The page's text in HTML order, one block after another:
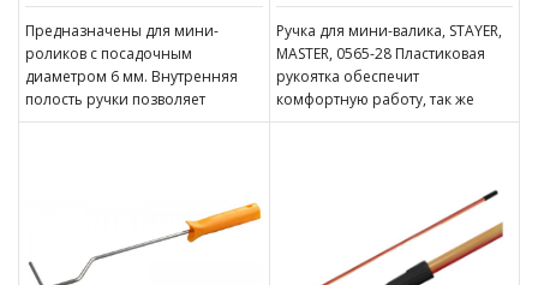
Предназначены для мини-
роликов с посадочным
диаметром 6 мм. Внутренняя
полость ручки позволяет
использовать телескопический
Ручка для мини-валика, STAYER,
MASTER, 0565-28 Пластиковая
рукоятка обеспечит
комфортную работу, так же
оснащена отверстием для